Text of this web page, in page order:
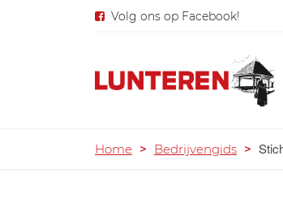
Volg ons op Facebook!
Home > Bedrijvengids >